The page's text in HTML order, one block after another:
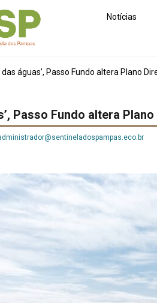
Notícias
das águas’, Passo Fundo altera Plano
Passo Fundo altera